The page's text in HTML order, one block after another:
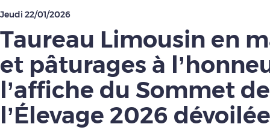
Jeudi 22/01/2026
Taureau Limousin en
et pâturages à
l’affiche du Sommet de
l’Élevage 2026 dévoilée